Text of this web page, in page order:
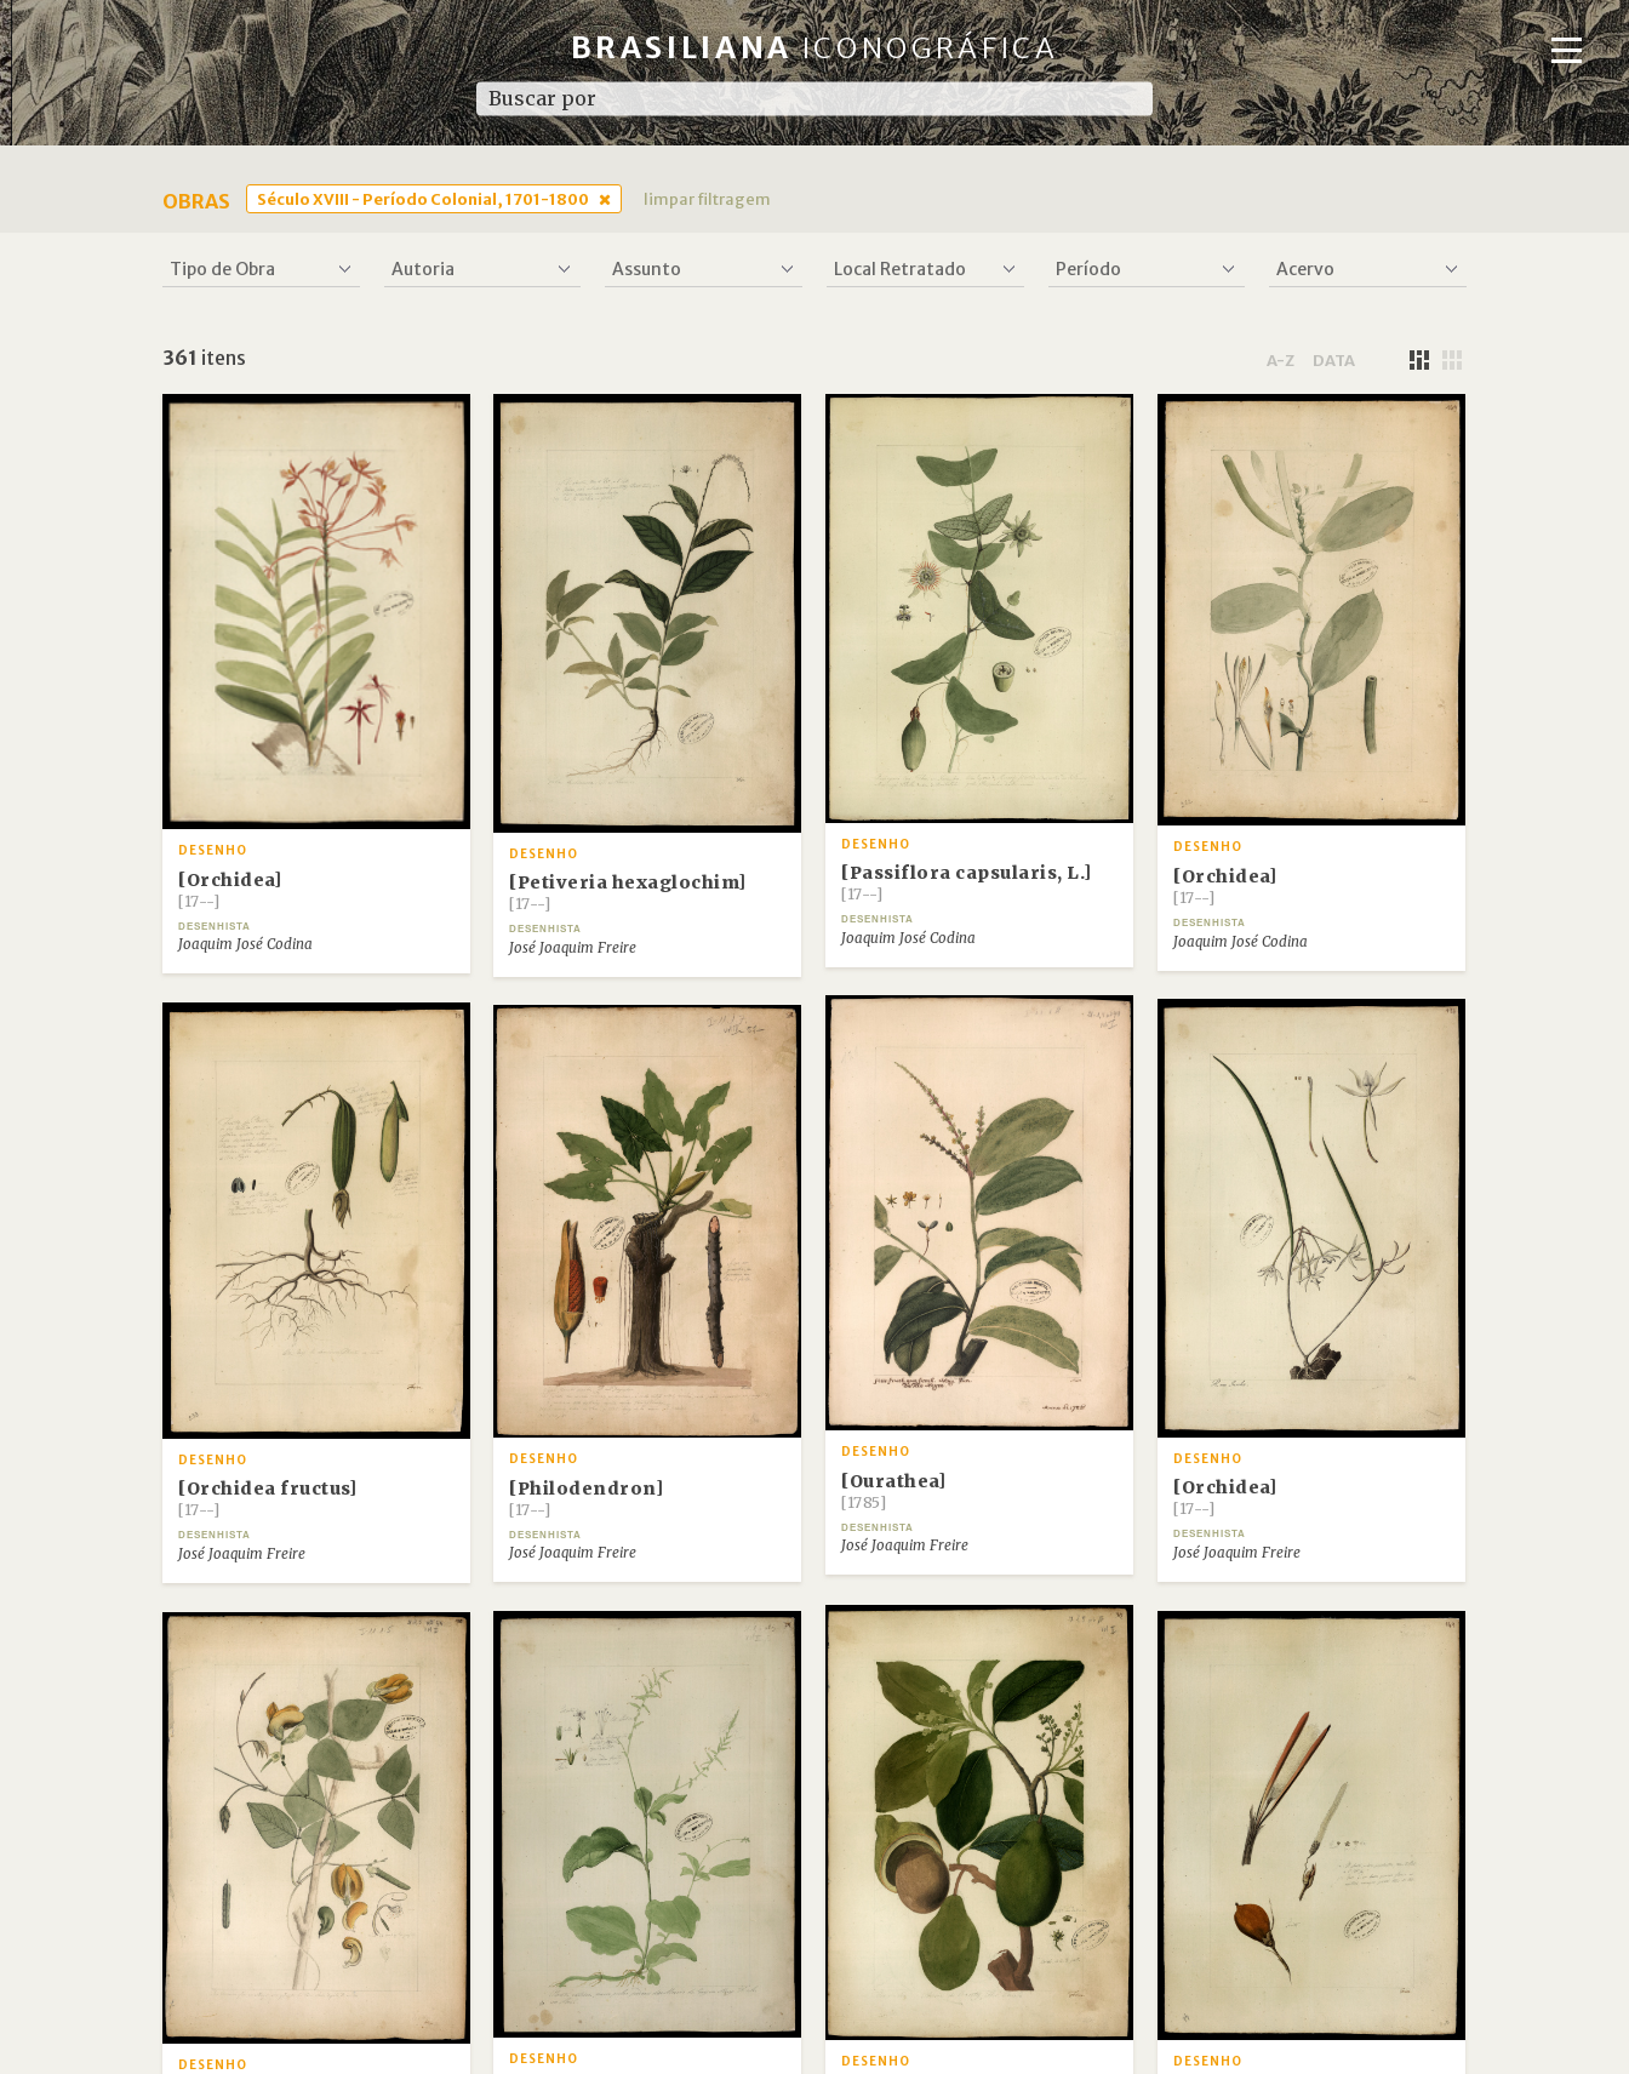
BRASILIANAICONOGRÁFICA
OBRAS Século XVIII - Período Colonial, 1701-1800 limpar filtragem
361 itens A-Z DATA
DESENHO
[Orchidea]
[17--]
DESENHISTA
Joaquim José Codina
DESENHO
[Petiveria hexaglochim]
[17--]
DESENHISTA
José Joaquim Freire
DESENHO
[Passiflora capsularis, L.]
[17--]
DESENHISTA
Joaquim José Codina
DESENHO
[Orchidea]
[17--]
DESENHISTA
Joaquim José Codina
DESENHO
[Ourathea]
[1785]
DESENHISTA
José Joaquim Freire
DESENHO
[Orchidea]
[17--]
DESENHISTA
José Joaquim Freire
DESENHO
[Orchidea fructus]
[17--]
DESENHISTA
José Joaquim Freire
DESENHO
[Philodendron]
[17--]
DESENHISTA
José Joaquim Freire
DESENHO DESENHO
DESENHO
DESENHO